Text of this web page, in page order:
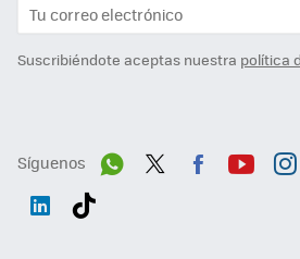
Suscribiéndote aceptas nuestra política
Síguenos